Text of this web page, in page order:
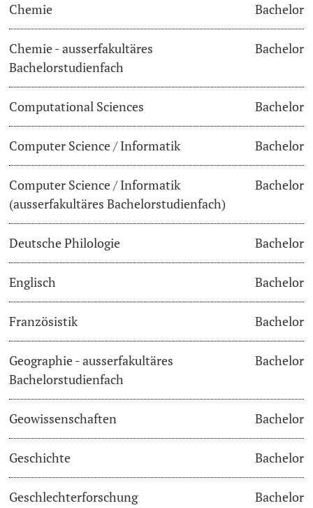
weitere Informationen
Dozierende
Vorlesungsverzeichnis
Belegen
Termine & Fristen
Dokumente und Verifikation
«Start Smart»-Week
Mobilität
Campus Stories
Hörerinnen/Hörer
Student Life
Beratung & Support
Studienberatung
Studienfinanzierung
Chemie Bachelor
Chemie - ausserfakultäres
Bachelorstudienfach
Bachelor
Computational Sciences Bachelor
Computer Science / Informatik Bachelor
Computer Science / Informatik
(ausserfakultäres Bachelorstudienfach)
Bachelor
Deutsche Philologie Bachelor
Englisch Bachelor
Französistik Bachelor
Geographie - ausserfakultäres
Bachelorstudienfach
Bachelor
Geowissenschaften Bachelor
Geschichte Bachelor
Geschlechterforschung Bachelor